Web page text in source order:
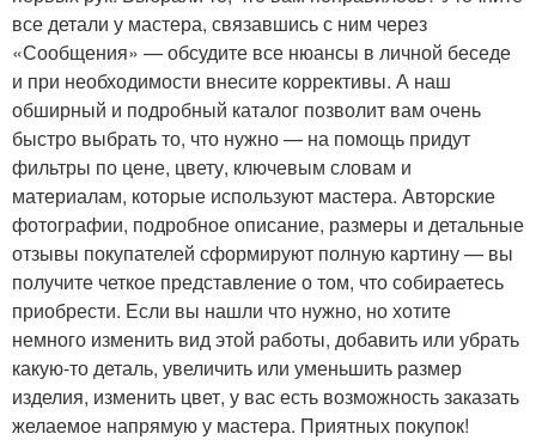
все детали у мастера, связавшись с ним через
«Сообщения» — обсудите все нюансы в личной беседе
и при необходимости внесите коррективы. А наш
обширный и подробный каталог позволит вам очень
быстро выбрать то, что нужно — на помощь придут
фильтры по цене, цвету, ключевым словам и
материалам, которые используют мастера. Авторские
фотографии, подробное описание, размеры и детальные
отзывы покупателей сформируют полную картину — вы
получите четкое представление о том, что собираетесь
приобрести. Если вы нашли что нужно, но хотите
немного изменить вид этой работы, добавить или убрать
какую-то деталь, увеличить или уменьшить размер
изделия, изменить цвет, у вас есть возможность заказать
желаемое напрямую у мастера. Приятных покупок!